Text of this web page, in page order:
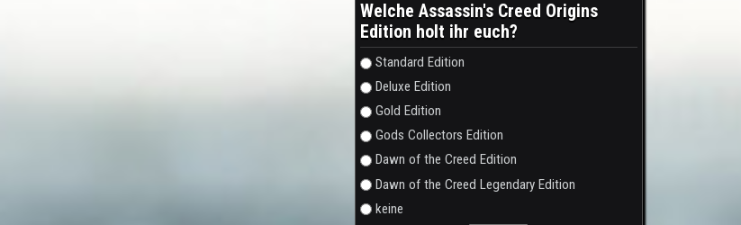
Welche Assassin's Creed Origins
Edition holt ihr euch?
Auswahlmöglichkeiten
Standard Edition
Deluxe Edition
Gold Edition
Gods Collectors Edition
Dawn of the Creed Edition
Dawn of the Creed Legendary Edition
keine